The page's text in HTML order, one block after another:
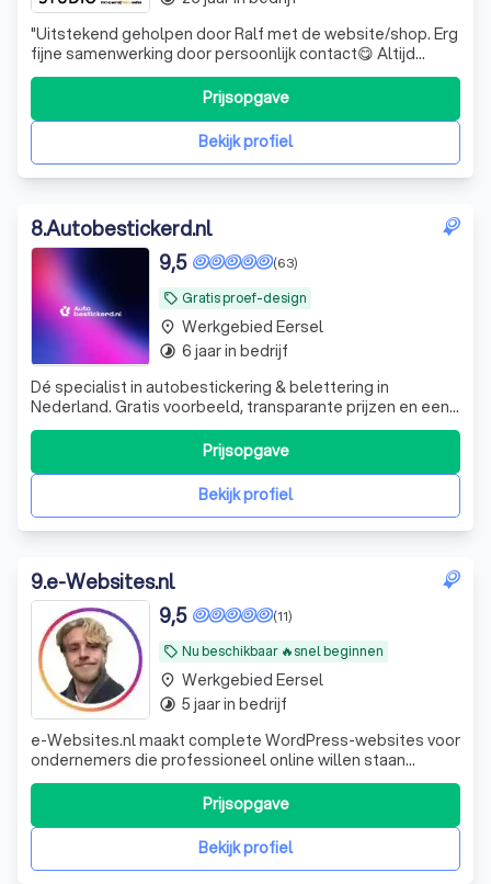
"Uitstekend geholpen door Ralf met de website/shop. Erg
fijne samenwerking door persoonlijk contact😋 Altijd
paraat en vriendelijke, snelle service. Bedankt voor het
helpen studio Yara! Echt een aanrader.
Bekijk profiel
Prijsopgave
8.Autobestickerd.nl
local_offer Gratis proef-design
(63)
9,5
Dé specialist in autobestickering & belettering in
Nederland. Gratis voorbeeld, transparante prijzen en een
zéér korte levertermijn. Gekozen door velen,
tevredenheid van iedereen!
Bekijk profiel
Prijsopgave
place Werkgebied Eersel
timelapse 6 jaar in bedrijf
9.e-Websites.nl
local_offer Nu beschikbaar 🔥snel beginnen
(11)
9,5
e-Websites.nl maakt complete WordPress-websites voor
ondernemers die professioneel online willen staan
zonder technisch gedoe. Veel ondernemers weten dat ze
een goede website nodig hebben, maar lopen vast op
keuzes zoals hosting, domeinnaam, e-mail, WordPress,
onderhoud, beveiliging en teksten. Wij
Bekijk profiel
Prijsopgave
place Werkgebied Eersel
timelapse 5 jaar in bedrijf